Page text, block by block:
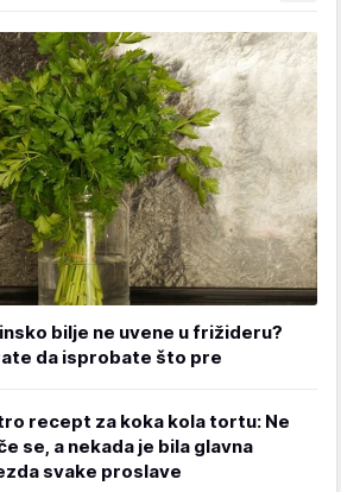
bilje ne uvene u frižideru?
da isprobate što pre
recept za koka kola tortu: Ne
se, a nekada je bila glavna
svake proslave